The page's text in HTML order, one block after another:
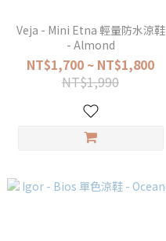
Veja - Mini Etna 輕量防水涼鞋
- Almond
NT$1,700 ~ NT$1,800
NT$1,990